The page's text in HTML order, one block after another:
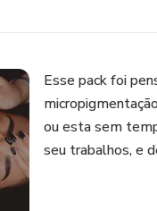
Esse pack foi
ou esta sem
seu trabalhos, e